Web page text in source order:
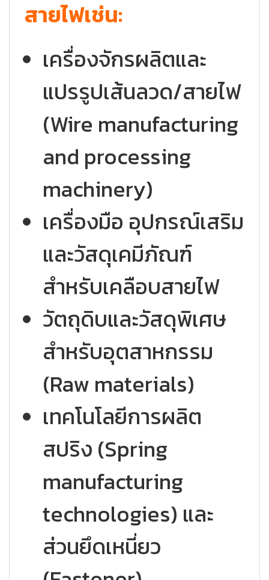
สายไฟเช่น:
เครื่องจักรผลิตและ
แปรรูปเส้นลวด/สายไฟ
(Wire manufacturing
and processing
machinery)
เครื่องมือ อุปกรณ์เสริม
และวัสดุเคมีภัณฑ์
สำหรับเคลือบสายไฟ
วัตถุดิบและวัสดุพิเศษ
สำหรับอุตสาหกรรม
(Raw materials)
เทคโนโลยีการผลิต
สปริง (Spring
manufacturing
technologies) และ
ส่วนยึดเหนี่ยว